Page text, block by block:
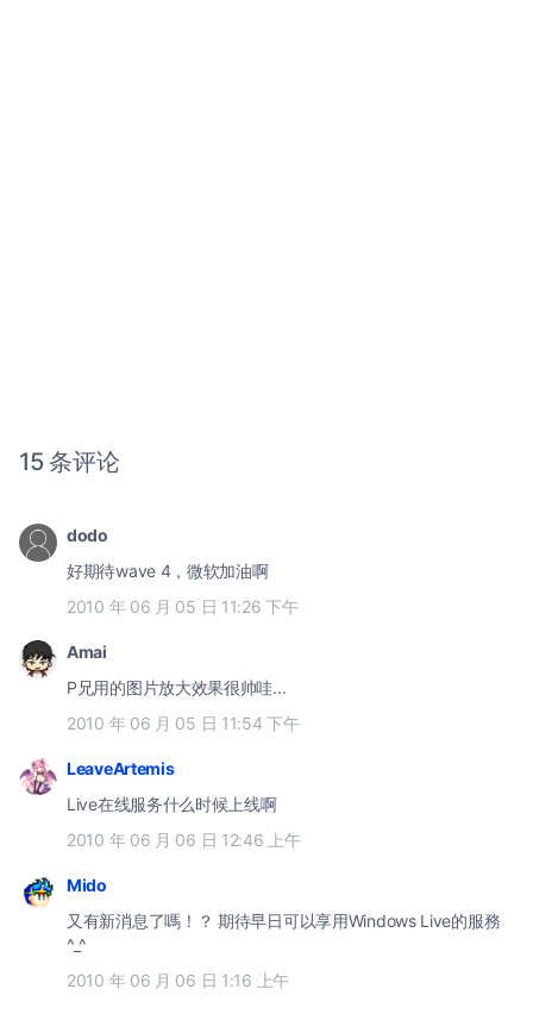
15 条评论
dodo
好期待wave 4，微软加油啊
2010 年 06 月 05 日 11:26 下午
Amai
P兄用的图片放大效果很帅哇...
2010 年 06 月 05 日 11:54 下午
LeaveArtemis
Live在线服务什么时候上线啊
2010 年 06 月 06 日 12:46 上午
Mido
又有新消息了嗎！？ 期待早日可以享用Windows Live的服務
^_^
2010 年 06 月 06 日 1:16 上午